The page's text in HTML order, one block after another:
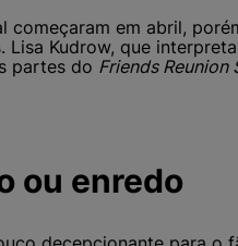
começaram em abril,
Lisa Kudrow, que
partes do Friends Reunion
ou enredo